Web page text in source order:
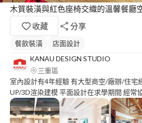
木質裝潢與紅色座椅交織的溫馨餐廳
收藏
分享
餐飲裝潢
店面設計
KANAU DESIGN STUDIO
三重區
室內設計有4年經驗 有大型商空/廠辦/住宅
UP/3D渲染建模 平面設計在求學期間 經常
海報